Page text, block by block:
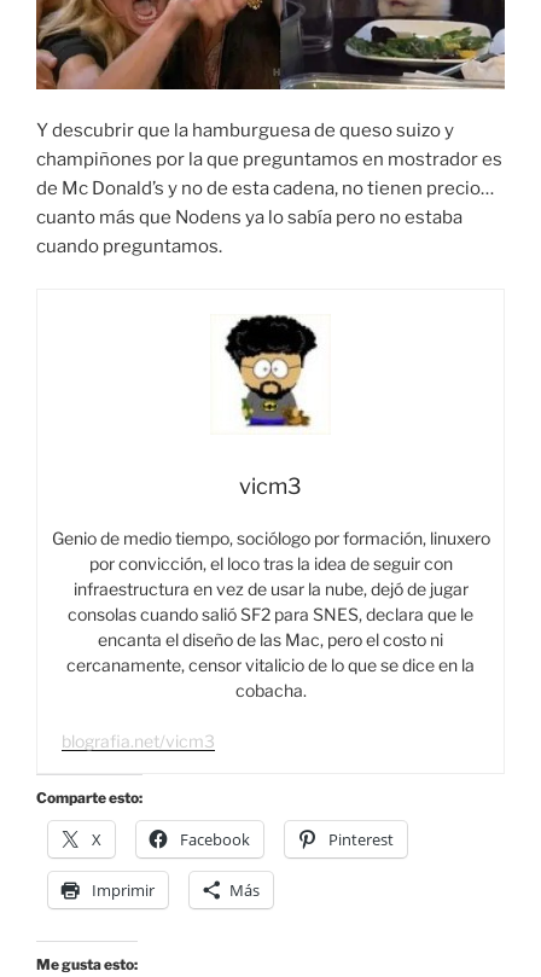
Y descubrir que la hamburguesa de queso suizo y
champiñones por la que preguntamos en mostrador es
de Mc Donald’s y no de esta cadena, no tienen precio…
cuanto más que Nodens ya lo sabía pero no estaba
cuando preguntamos.
vicm3
Genio de medio tiempo, sociólogo por formación, linuxero
por convicción, el loco tras la idea de seguir con
infraestructura en vez de usar la nube, dejó de jugar
consolas cuando salió SF2 para SNES, declara que le
encanta el diseño de las Mac, pero el costo ni
cercanamente, censor vitalicio de lo que se dice en la
cobacha.
blografia.net/vicm3
Comparte esto:
X Facebook Pinterest
Imprimir Más
Me gusta esto: